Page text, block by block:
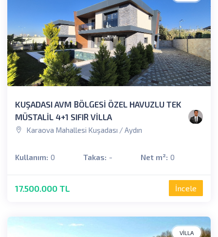
KUŞADASI AVM BÖLGESİ ÖZEL HAVUZLU TEK
MÜSTALİL 4+1 SIFIR VİLLA
Karaova Mahallesi Kuşadası / Aydın
Kullanım: 0 Takas: - Net m²: 0
17.500.000 TL İncele
VILLA